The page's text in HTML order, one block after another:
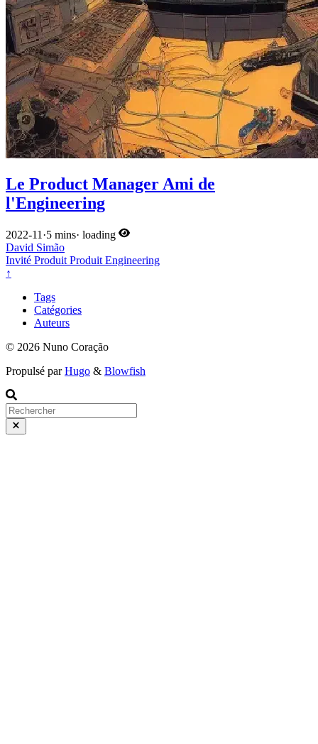
Le Product Manager Ami de
l'Engineering
2022-11 ·5 mins· loading
David Simão
Invité Produit Produit Engineering
↑
Tags
Catégories
Auteurs
© 2026 Nuno Coração
Propulsé parHugo & Blowfish